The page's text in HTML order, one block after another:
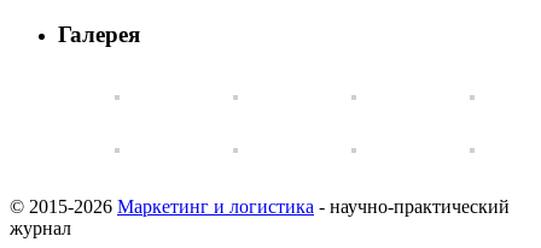
Галерея
© 2015-2026 Маркетинг и логистика - научно-практический
журнал